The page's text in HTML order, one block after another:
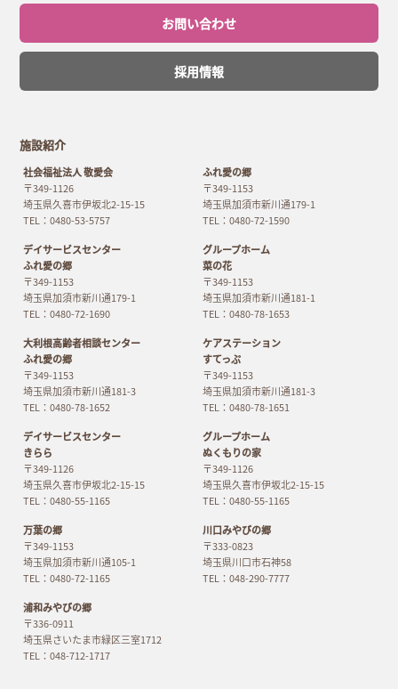
お問い合わせ
採用情報
施設紹介
社会福祉法人 敬愛会
〒349-1126
埼玉県久喜市伊坂北2-15-15
TEL：0480-53-5757
ふれ愛の郷
〒349-1153
埼玉県加須市新川通179-1
TEL：0480-72-1590
デイサービスセンター
ふれ愛の郷
〒349-1153
埼玉県加須市新川通179-1
TEL：0480-72-1690
グループホーム
菜の花
〒349-1153
埼玉県加須市新川通181-1
TEL：0480-78-1653
大利根高齢者相談センター
ふれ愛の郷
〒349-1153
埼玉県加須市新川通181-3
TEL：0480-78-1652
ケアステーション
すてっぷ
〒349-1153
埼玉県加須市新川通181-3
TEL：0480-78-1651
デイサービスセンター
きらら
〒349-1126
埼玉県久喜市伊坂北2-15-15
TEL：0480-55-1165
グループホーム
ぬくもりの家
〒349-1126
埼玉県久喜市伊坂北2-15-15
TEL：0480-55-1165
万葉の郷
〒349-1153
埼玉県加須市新川通105-1
TEL：0480-72-1165
川口みやびの郷
〒333-0823
埼玉県川口市石神58
TEL：048-290-7777
浦和みやびの郷
〒336-0911
埼玉県さいたま市緑区三室1712
TEL：048-712-1717